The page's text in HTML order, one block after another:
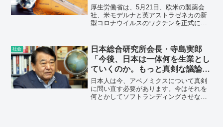
モデルナ、アストラゼネカ
厚生労働省は、5月21日、欧米の製薬会
社、米モデルナと英アストラゼネカの新
型コロナウイルスのワクチンを正式に承
接種が行われているファイザーのワクチ
ンについて、各々の効果や副反応などを
一覧表で示した。さらに、ワクチンに期
待される４つの効果について言及した。
社会
日本総合研究所会長・寺島実郎
「今後、日本は一体何を生業とし
ていくのか。もっと真剣な議論が
必要だ」
日本人は今、アベノミクスについて真剣
に問い直す必要があります。今はそれを
何とかしてソフトランディングさせなけ